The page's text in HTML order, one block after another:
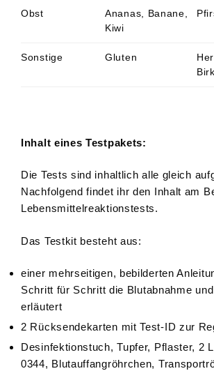
Obst
Ananas, Banane,
Kiwi
Sonstige Gluten
Inhalt eines Testpakets:
Die Tests sind inhaltlich alle gleich
Nachfolgend findet ihr den Inhalt am
Lebensmittelreaktionstests.
Das Testkit besteht aus:
einer mehrseitigen, bebilderten
Schritt für Schritt die Blutabnahme
erläutert
2 Rücksendekarten mit Test-ID zur
Desinfektionstuch, Tupfer, Pflaster, 2
0344, Blutauffangröhrchen,